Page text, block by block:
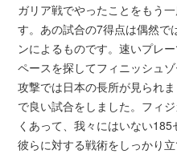
ガリア戦でやったことをもう
す。あの試合の7得点は偶然で
ンによるものです。速いプレ
ペースを探してフィニッシュ
攻撃では日本の長所が見られ
で良い試合をしました。フィ
くあって、我々にはいない185
彼らに対する戦術をしっかり